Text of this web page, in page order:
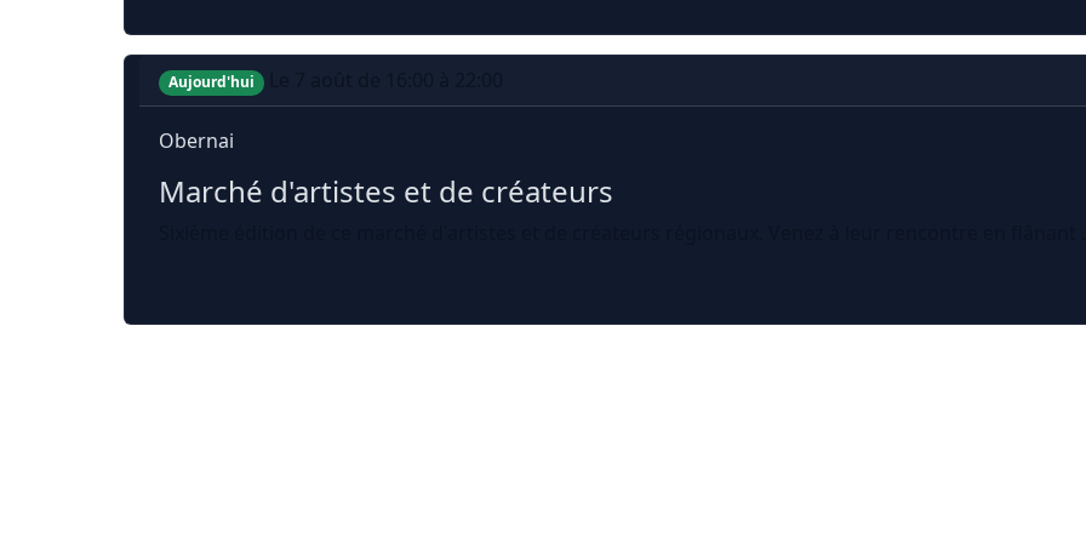
Aujourd'hui Le 7 août de 16:00 à 22:00
Obernai
Marché d'artistes et de créateurs